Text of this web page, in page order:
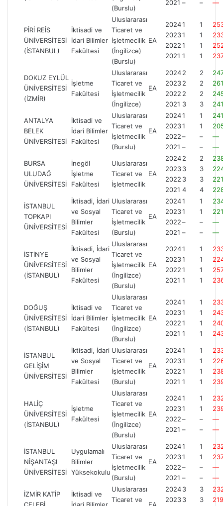
(Burslu)
2021 – – —
PİRİ REİS
ÜNİVERSİTESİ
(İSTANBUL)
İktisadi ve
İdari Bilimler
Fakültesi
Uluslararası
Ticaret ve
İşletmecilik
(İngilizce)
(Burslu)
EA
2024
2023
2022
2021
1
1
1
1
1
1
1
1
DOKUZ EYLÜL
ÜNİVERSİTESİ
(İZMİR)
İşletme
Fakültesi
Uluslararası
Ticaret ve
İşletmecilik
(İngilizce)
EA
2024
2023
2022
2021
2
2
2
3
2
2
2
3
ANTALYA
BELEK
ÜNİVERSİTESİ
İktisadi ve
İdari Bilimler
Fakültesi
Uluslararası
Ticaret ve
İşletmecilik
(Burslu)
EA
2024
2023
2022
2021
1
1
–
–
1
1
–
–
—
—
BURSA
ULUDAĞ
ÜNİVERSİTESİ
İnegöl
İşletme
Fakültesi
Uluslararası
Ticaret ve
İşletmecilik
EA
2024
2023
2022
2021
2
3
3
4
2
3
3
4
İSTANBUL
TOPKAPI
ÜNİVERSİTESİ
İktisadi, İdari
ve Sosyal
Bilimler
Fakültesi
Uluslararası
Ticaret ve
İşletmecilik
(Burslu)
EA
2024
2023
2022
2021
1
1
–
–
1
1
–
–
—
—
İSTİNYE
ÜNİVERSİTESİ
(İSTANBUL)
İktisadi, İdari
ve Sosyal
Bilimler
Fakültesi
Uluslararası
Ticaret ve
İşletmecilik
(İngilizce)
(Burslu)
EA
2024
2023
2022
2021
1
1
1
1
1
1
1
1
DOĞUŞ
ÜNİVERSİTESİ
(İSTANBUL)
İktisadi ve
İdari Bilimler
Fakültesi
Uluslararası
Ticaret ve
İşletmecilik
(İngilizce)
(Burslu)
EA
2024
2023
2022
2021
1
1
1
1
1
1
1
1
İSTANBUL
GELİŞİM
ÜNİVERSİTESİ
İktisadi, İdari
ve Sosyal
Bilimler
Fakültesi
Uluslararası
Ticaret ve
İşletmecilik
(Burslu)
EA
2024
2023
2022
2021
1
1
1
1
1
1
1
1
HALİÇ
ÜNİVERSİTESİ
(İSTANBUL)
İşletme
Fakültesi
Uluslararası
Ticaret ve
İşletmecilik
(İngilizce)
(Burslu)
EA
2024
2023
2022
2021
1
1
–
–
1
1
–
–
—
—
İSTANBUL
NİŞANTAŞI
ÜNİVERSİTESİ
Uygulamalı
Bilimler
Yüksekokulu
Uluslararası
Ticaret ve
İşletmecilik
(Burslu)
EA
2024
2023
2022
2021
1
1
–
–
1
1
–
–
—
—
İZMİR KATİP
İktisadi ve
Uluslararası
Ticaret ve
2024
2023
3
3
3
3